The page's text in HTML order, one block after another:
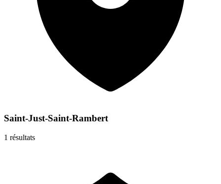
Saint-Just-Saint-Rambert
1 résultats